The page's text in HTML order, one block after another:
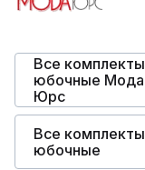
Все комплекты
юбочные Мода
Юрс
Все комплекты
юбочные